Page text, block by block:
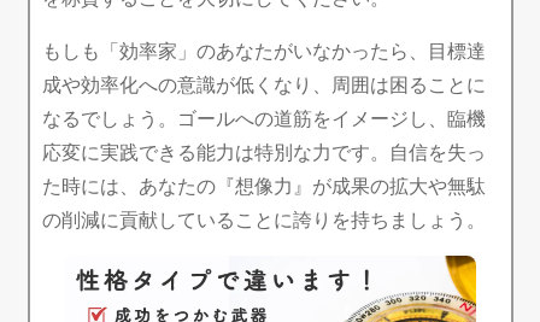
もしも「効率家」のあなたがいなかったら、目標達
成や効率化への意識が低くなり、周囲は困ることに
なるでしょう。ゴールへの道筋をイメージし、臨機
応変に実践できる能力は特別な力です。自信を失っ
た時には、あなたの『想像力』が成果の拡大や無駄
の削減に貢献していることに誇りを持ちましょう。